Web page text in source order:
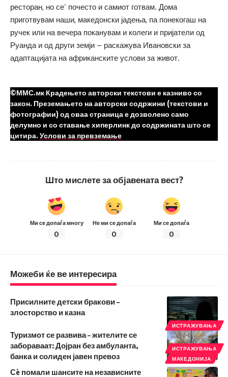
ресторан, но се‘ почесто и самиот готвам. Дома
приготвувам наши, македонски јадења, па понекогаш на
ручек или на вечера поканувам и колеги и пријатели од
Руанда и од други земји – раскажува Ивановски за
адаптацијата на африканските услови за живот.
©ММС.мк Крадењето авторски текстови е казниво со
закон. Преземањето на авторски содржини (текстови и
фотографии) од оваа страница е дозволено само
делумно и со ставање хиперлинк до содржината што се
цитира. Услови за превземање
Што мислете за објавената вест?
Ми се допаѓа многу
0
Не ми се допаѓа
0
Ми се допаѓа
0
Можеби ќе ве интересира
ИСТРАЖУВАЊА
Присилните детски бракови –
злосторство и казна
ИСТРАЖУВАЊА
МАКЕДОНИЈА
Туризмот се развива – жителите се
забораваат: Дојран без амбуланта,
банка и солиден јавен превоз
Сè помали шансите на независните